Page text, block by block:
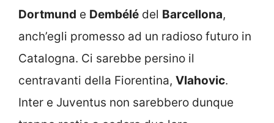
Dortmund e Dembélé del Barcellona,
anch’egli promesso ad un radioso futuro in
Catalogna. Ci sarebbe persino il
centravanti della Fiorentina, Vlahovic.
Inter e Juventus non sarebbero dunque